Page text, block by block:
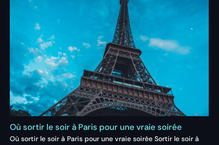
Où sortir le soir à Paris pour une vraie soirée
Où sortir le soir à Paris pour une vraie soirée Sortir le soir à